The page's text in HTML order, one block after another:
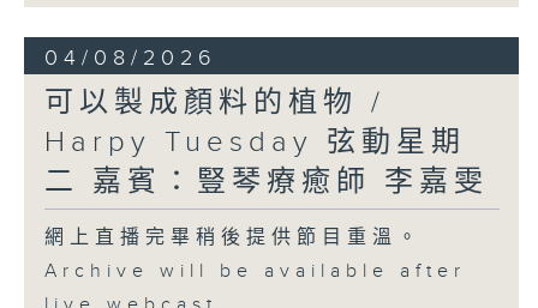
04/08/2026
可以製成顏料的植物 /
Harpy Tuesday 弦動星期
二 嘉賓：豎琴療癒師 李嘉雯
網上直播完畢稍後提供節目重溫。
Archive will be available after